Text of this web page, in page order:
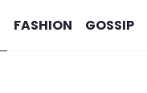
FASHION GOSSIP